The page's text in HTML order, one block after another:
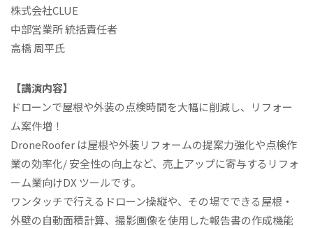
株式会社CLUE
中部営業所 統括責任者
高橋 周平氏
【講演内容】
ドローンで屋根や外装の点検時間を大幅に削減し、リフォー
ム案件増！
DroneRoofer は屋根や外装リフォームの提案力強化や点検作
業の効率化/ 安全性の向上など、売上アップに寄与するリフォ
ーム業向けDX ツールです。
ワンタッチで行えるドローン操縦や、その場でできる屋根・
外壁の自動面積計算、撮影画像を使用した報告書の作成機能